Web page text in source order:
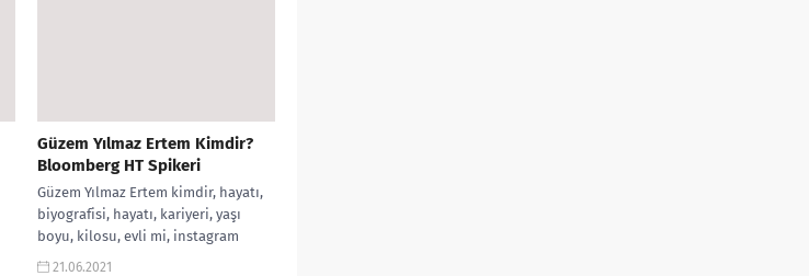
Güzem Yılmaz Ertem Kimdir?
Bloomberg HT Spikeri
Güzem Yılmaz Ertem kimdir, hayatı,
biyografisi, hayatı, kariyeri, yaşı
boyu, kilosu, evli mi, instagram
hesabı, evli mi, nereli, eşi, düğünü,...
21.06.2021